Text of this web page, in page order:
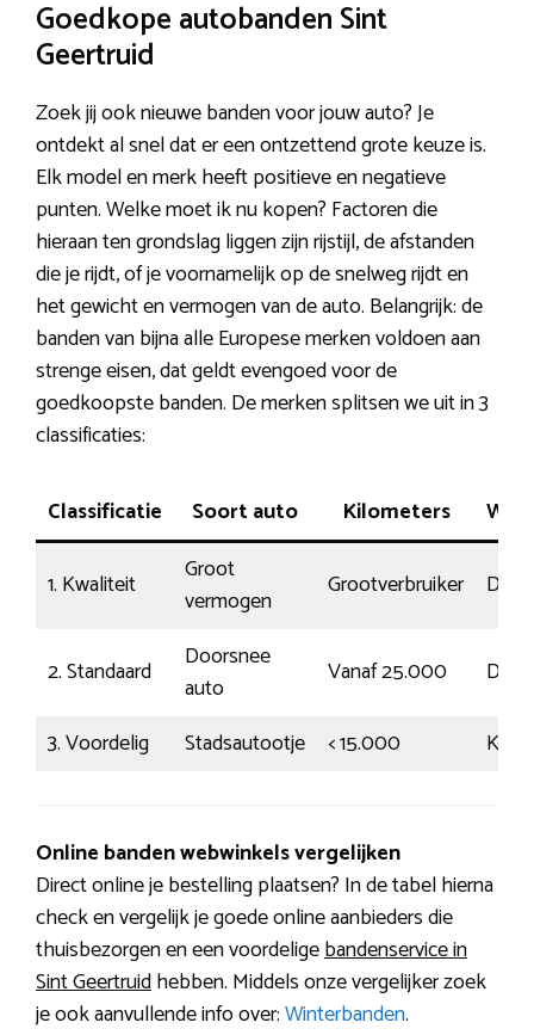
Goedkope autobanden Sint
Geertruid
Zoek jij ook nieuwe banden voor jouw auto? Je
ontdekt al snel dat er een ontzettend grote keuze is.
Elk model en merk heeft positieve en negatieve
punten. Welke moet ik nu kopen? Factoren die
hieraan ten grondslag liggen zijn rijstijl, de afstanden
die je rijdt, of je voornamelijk op de snelweg rijdt en
het gewicht en vermogen van de auto. Belangrijk: de
banden van bijna alle Europese merken voldoen aan
strenge eisen, dat geldt evengoed voor de
goedkoopste banden. De merken splitsen we uit in 3
classificaties:
Classificatie Soort auto Kilometers
1. Kwaliteit
Groot
vermogen
Grootverbruiker
2. Standaard
Doorsnee
auto
Vanaf 25.000
3. Voordelig
Stadsautootje < 15.000 Kalm
Online banden webwinkels vergelijken
Direct online je bestelling plaatsen? In de tabel hierna
check en vergelijk je goede online aanbieders die
thuisbezorgen en een voordeligebandenservice in
Sint Geertruidhebben. Middels onze vergelijker zoek
je ook aanvullende info over:Winterbanden.